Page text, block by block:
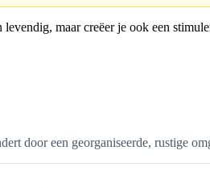
maar creëer je ook een
door een georganiseerde, rustige